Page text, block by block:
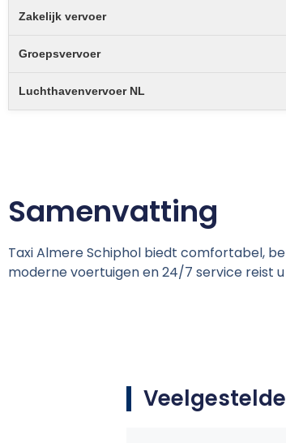
Zakelijk vervoer
Groepsvervoer
Luchthavenvervoer NL
Samenvatting
Taxi Almere Schiphol biedt comfortabel,
moderne voertuigen en 24/7 service reist